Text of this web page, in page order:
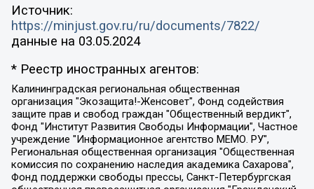
Источник:
https://minjust.gov.ru/ru/documents/7822/
данные на 03.05.2024
* Реестр иностранных агентов:
Калининградская региональная общественная организация "Экозащита!-Женсовет", Фонд содействия защите прав и свобод граждан "Общественный вердикт", Фонд "Институт Развития Свободы Информации", Частное учреждение "Информационное агентство МЕМО. РУ", Региональная общественная организация "Общественная комиссия по сохранению наследия академика Сахарова", Фонд поддержки свободы прессы, Санкт-Петербургская общественная правозащитная организация "Гражданский контроль", Межрегиональная общественная организация "Информационно-просветительский центр "Мемориал", Региональный Фонд "Центр Защиты Прав Средств Массовой Информации", с 05.12.2023 Фонд "Центр Защиты Прав Средств массовой информации", Региональная общественная благотворительная организация помощи беженцам и мигрантам "Гражданское содействие", Негосударственное образовательное учреждение дополнительного профессионального образования (повышение квалификации) специалистов "АКАДЕМИЯ ПО ПРАВАМ ЧЕЛОВЕКА", Свердловская региональная общественная организация "Сутяжник", Автономная некоммерческая организация "Центр независимых социологических исследований", Союз общественных объединений "Российский исследовательский центр по правам человека", Региональное общественное учреждение научно-информационный центр "МЕМОРИАЛ", Некоммерческая организация "Фонд защиты гласности", Автономная некоммерческая организация "Институт прав человека", Городская общественная организация "Екатеринбургское общество "МЕМОРИАЛ", Городская общественная организация "Рязанское историко-просветительское и правозащитное общество "Мемориал" (Рязанский Мемориал), Челябинский региональный орган общественной самодеятельности – женское общественное объединение "Женщины Евразии", Челябинский региональный орган общественной самодеятельности "Уральская правозащитная группа", Фонд содействия защите здоровья и социальной справедливости имени Андрея Рылькова, Автономная Некоммерческая Организация "Аналитический Центр Юрия Левады", Автономная некоммерческая организация социальной поддержки населения "Проект Апрель", Региональная общественная организация помощи женщинам и детям, находящимся в кризисной ситуации "Информационно-методический центр "Анна", Фонд содействия развитию массовых коммуникаций и правовому просвещению "Так-так-Так", Фонд содействия устойчивому развитию "Серебряная тайга", Свердловский региональный общественный фонд социальных проектов "Новое время", "Idel.Реалии", Кавказ.Реалии, Крым.Реалии, Телеканал Настоящее Время, Татаро-башкирская служба Радио Свобода (Azatliq Radiosi), Радио Свободная Европа/Радио Свобода (PCE/PC), "Сибирь.Реалии", "Фактограф", Благотворительный фонд помощи осужденным и их семьям, Автономная некоммерческая организация "Институт глобализации и социальных движений", Фонд "В защиту прав заключенных", Частное учреждение "Центр поддержки и содействия развитию средств массовой информации", Пензенский региональный общественный благотворительный фонд "Гражданский союз", "Север.Реалии", Некоммерческая организация Фонд "Правовая инициатива", Общество с ограниченной ответственностью "Радио Свободная Европа/Радио Свобода", Чешское информационное агентство "MEDIUM-ORIENT", Красноярская региональная общественная организация "Мы против СПИДа", Камалягин Денис Николаевич, Маркелов Сергей Евгеньевич, Пономарев Лев Александрович, Савицкая Людмила Алексеевна, Автономная некоммерческая организация "Центр по работе с проблемой насилия "НАСИЛИЮ.НЕТ", Межрегиональный профессиональный союз работников здравоохранения "Альянс врачей", Юридическое лицо, зарегистрированное в Латвийской Республике, SIA "Medusa Project" (регистрационный номер 40103797863, дата регистрации 10.06.2014), Некоммерческая организация "Фонд по борьбе с коррупцией", Автономная некоммерческая организация "Институт права и публичной политики", Баданин Роман Сергеевич, Гликин Максим Александрович, Железнова Мария Михайловна, Лукьянова Юлия Сергеевна, Маетная Елизавета Витальевна, Маняхин Петр Борисович, Чуракова Ольга Владимировна, Ярош Юлия Петровна, Юридическое лицо "The Insider SIA", зарегистрированное в Риге, Латвийская Республика (дата регистрации 26.06.2015), являющееся администратором доменного имени интернет-издания "The Insider SIA", https://theins.ru, Постернак Алексей Евгеньевич, Рубин Михаил Аркадьевич, Анин Роман Александрович, Юридическое лицо Istories fonds, зарегистрированное в Латвийской Республике (регистрационный номер 50008295751, дата регистрации 24.02.2020), Великовский Дмитрий Александрович, Долинина Ирина Николаевна, Мароховская Алеся Алексеевна, Шлейнов Роман Юрьевич, Шмагун Олеся Валентиновна, Общество с ограниченной ответственностью "Альтаир 2021", Общество с ограниченной ответственностью "Вега 2021", Общество с ограниченной ответственностью "Главный редактор 2021", Общество с ограниченной ответственностью "Ромашки монолит", Важенков Артем Валерьевич, Ивановская областная общественная организация "Центр гендерных исследований", Гурман Юрий Альбертович, Медиапроект "ОВД-Инфо", Егоров Владимир Владимирович, Жилинский Владимир Александрович, Общество с ограниченной ответственностью "ЗП", Иванова София Юрьевна, Карезина Инна Павловна, Кильтау Екатерина Викторовна, Петров Алексей Викторович, Пискунов Сергей Евгеньевич, Смирнов Сергей Сергеевич, Тихонов Михаил Сергеевич, Общество с ограниченной ответственностью "ЖУРНАЛИСТ-ИНОСТРАННЫЙ АГЕНТ", Арапова Галина Юрьевна, Вольтская Татьяна Анатольевна, Американская компания "Mason G.E.S. Anonymous Foundation" (США), являющаяся владельцем интернет-издания https://mnews.world/, Компания "Stichting Bellingcat", зарегистрированная в Нидерландах (дата регистрации 11.07.2018), Захаров Андрей Вячеславович, Клепиковская Екатерина Дмитриевна, Общество с ограниченной ответственностью "МЕМО", Перл Роман Александрович, Симонов Евгений Алексеевич, Соловьева Елена Анатольевна, Сотников Даниил Владимирович, Сурначева Елизавета Дмитриевна, Автономная некоммерческая организация по защите прав человека и информированию населения "Якутия – Наше Мнение", Общество с ограниченной ответственностью "Москоу диджитал медиа", с 26.01.2023 Общество с ограниченной ответственностью "Чайка Белые сады", Ветошкина Валерия Валерьевна, Заговора Максим Александрович, Межрегиональное общественное движение "Российская ЛГБТ - сеть", Оленичев Максим Владимирович, Павлов Иван Юрьевич, Скворцова Елена Сергеевна, Общество с ограниченной ответственностью "Как бы инагент", Кочетков Игорь Викторович, Общество с ограниченной ответственностью "Честные выборы", Еланчик Олег Александрович, Общество с ограниченной ответственностью "Нобелевский призыв", Гималова Регина Эмилевна, Григорьев Андрей Валерьевич, Григорьева Алина Александровна, Ассоциация по содействию защите прав призывников, альтернативнослужащих и военнослужащих "Правозащитная группа "Гражданин.Армия.Право", Хисамова Регина Фаритовна, Автономная некоммерческая организация по реализации социально-правовых программ "Лилит", Дальневосточное общественное движение "Маяк", Санкт-Петербургская ЛГБТ-инициативная группа "Выход", Инициативная группа ЛГБТ+ "Реверс", Алексеев Андрей Викторович, Бекбулатова Таисия Львовна, Беляев Иван Михайлович, Владыкина Елена Сергеевна, Гельман Марат Александрович, Никульшина Вероника Юрьевна, Толоконникова Надежда Андреевна, Шендерович Виктор Анатольевич, Общество с ограниченной ответственностью "Данное сообщение", Общество с ограниченной ответственностью Издательский дом "Новая глава", Айнбиндер Александра Александровна, Московский комьюнити-центр для ЛГБТ+инициатив, Благотворительный фонд развития филантропии, Deutsche Welle (Германия, Kurt-Schumacher-Strasse 3, 53113 Bonn), Борзунова Мария Михайловна, Воробьев Виктор Викторович, Голубева Анна Львовна, Константинова Алла Михайловна, Малкова Ирина Владимировна, Мурадов Мурад Абдулгалимович, Осетинская Елизавета Николаевна, Понасенков Евгений Николаевич, Ганапольский Матвей Юрьевич, Киселев Евгений Алексеевич, Борухович Ирина Григорьевна, Дремин Иван Тимофеевич, Дубровский Дмитрий Викторович, Красноярская региональная общественная организация поддержки и развития альтернативных образовательных технологий и межкультурных коммуникаций "ИНТЕРРА", Маяковская Екатерина Алексеевна, Фейгин Марк Захарович, Филимонов Андрей Викторович, Дзугкоева Регина Николаевна, Доброхотов Роман Александрович, Дудь Юрий Александрович, Елкин Сергей Владимирович, Кругликов Кирилл Игоревич, Сабунаева Мария Леонидовна, Семенов Алексей Владимирович, Шаинян Карен Багратович, Шульман Екатерина Михайловна, Асафьев Артур Валерьевич, Вахштайн Виктор Семенович, Венедиктов Алексей Алексеевич, Лушникова Екатерина Евгеньевна, Волков Леонид Михайлович, Невзоров Александр Глебович, Пархоменко Сергей Борисович, Сироткин Ярослав Николаевич, Кара-Мурза Владимир Владимирович, Баранова Наталья Владимировна, Гозман Леонид Яковлевич, Кагарлицкий Борис Юльевич, Климарев Михаил Валерьевич, Милов Владимир Станиславович, Автономная некоммерческая организация Краснодарский центр современного искусства "Типография", Моргенштерн Алишер Тагирович, Соболь Любовь Эдуардовна, Общество с ограниченной ответственностью "ЛИЗА НОРМ", Каспаров Гарри Кимович, Ходорковский Михаил Борисович, Общество с ограниченной ответственностью "Апрельские тезисы", Данилович Ирина Брониславовна, Кашин Олег Владимирович, Петров Николай Владимирович, Пивоваров Алексей Владимирович, Соколов Михаил Владимирович, Цветкова Юлия Владимировна, Чичваркин Евгений Александрович, Комитет против пыток/Команда против пыток, Общество с ограниченной ответственностью "Первый научный", Общество с ограниченной ответственностью "Вертолет и ко", Белоцерковская Вероника Борисовна, Кац Максим Евгеньевич, Лазарева Татьяна Юрьевна, Шаведдинов Руслан Табризович, Яшин Илья Валерьевич, Общество с ограниченной ответственностью "Иноагент ААВ", Алешковский Дмитрий Петрович, Альбац Евгения Марковна, Быков Дмитрий Львович, Галямина Юлия Евгеньевна, Лойко Сергей Леонидович, Мартынов Кирилл Константинович, Медведев Сергей Александрович, Крашенинников Федор Геннадиевич, Гордеева Катерина Вл